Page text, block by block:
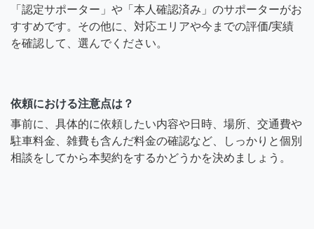
「認定サポーター」や「本人確認済み」のサポーターがお
すすめです。その他に、対応エリアや今までの評価/実績
を確認して、選んでください。
依頼における注意点は？
事前に、具体的に依頼したい内容や日時、場所、交通費や
駐車料金、雑費も含んだ料金の確認など、しっかりと個別
相談をしてから本契約をするかどうかを決めましょう。